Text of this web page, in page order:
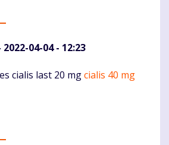
04-04 - 12:23
cialis last 20 mgcialis 40 mg